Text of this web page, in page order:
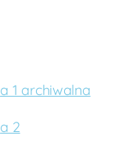
1 archiwalna
2